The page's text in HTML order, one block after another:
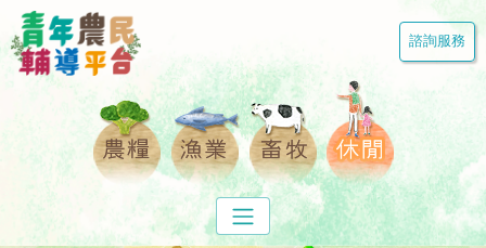
諮詢服務